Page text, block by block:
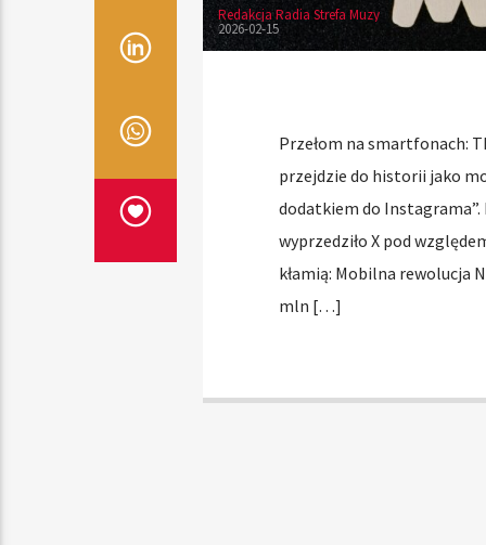
Redakcja Radia Strefa Muzy
2026-02-15
Przełom na smartfonach:
przejdzie do historii jako
dodatkiem do
wyprzedziło X pod
kłamią: Mobilna rewolucja
mln […]